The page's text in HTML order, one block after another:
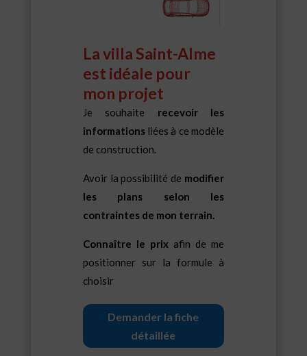
La villa Saint-Alme
est idéale pour
mon projet
Je souhaite recevoir les
informationsliées à ce modèle
de construction.
Avoir la possibilité de modifier
les plans selon les
contraintes de mon terrain.
Connaître le prixafin de me
positionner sur la formule à
choisir
Demander la fiche
détaillée